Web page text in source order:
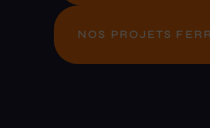
NOS PROJETS